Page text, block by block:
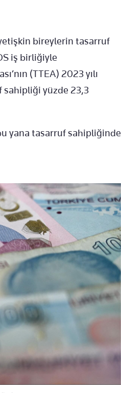
bireylerin tasarruf
iş birliğiyle
(TTEA) 2023 yılı
sahipliği yüzde 23,3
yana tasarruf sahipliğinde